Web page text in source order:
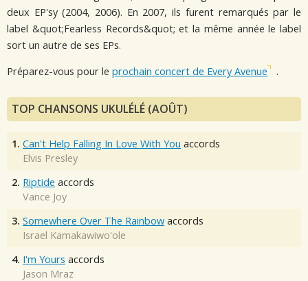
deux EP'sy (2004, 2006). En 2007, ils furent remarqués par le
label &quot;Fearless Records&quot; et la même année le label
sort un autre de ses EPs.
Préparez-vous pour le prochain concert de Every Avenue .
TOP CHANSONS UKULÉLÉ (AOÛT)
1. Can't Help Falling In Love With You accords
Elvis Presley
2. Riptide accords
Vance Joy
3. Somewhere Over The Rainbow accords
Israel Kamakawiwo'ole
4. I'm Yours accords
Jason Mraz